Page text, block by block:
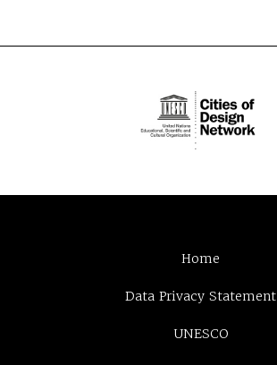
Home
Data Privacy Statement
UNESCO